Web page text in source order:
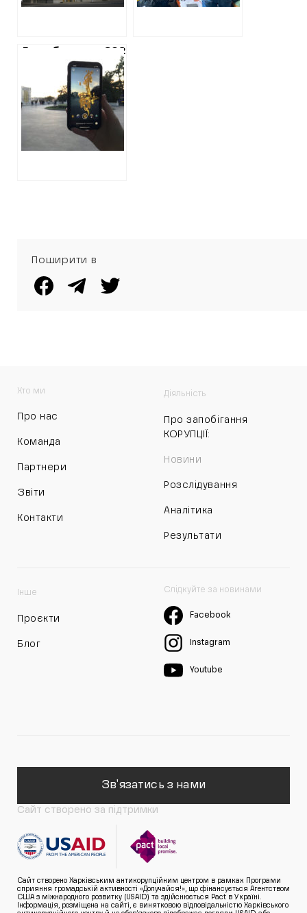
3 мільйони
Громбюджет-2021:
Перший у світі AR
Sculpture Park
зроблять втричі
дешевше, ніж
планували у
міськраді
Поширити в
Хто ми
Про нас
Команда
Партнери
Звіти
Контакти
Діяльність
Про запобігання
КОРУПЦІЇ:
Новини
Розслідування
Аналітика
Результати
Інше
Проєкти
Блог
Слідкуйте за новинами
Facebook
Instagram
Youtube
Зв'язатись з нами
Сайт створено за підтримки
Сайт створено Харківським антикорупційним центром в рамках Програми
сприяння громадській активності «Долучайся!», що фінансується Агентством
США з міжнародного розвитку (USAID) та здійснюється Pact в Україні.
Інформація, розміщена на сайті, є винятковою відповідальністю Харківського